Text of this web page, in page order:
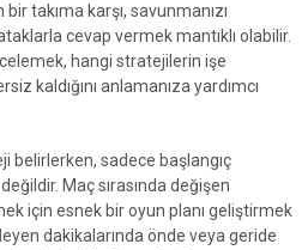
takıma karşı, savunmanızı
cevap vermek mantıklı olabilir.
hangi stratejilerin işe
kaldığını anlamanıza yardımcı
belirlerken, sadece başlangıç
Maç sırasında değişen
için esnek bir oyun planı geliştirmek
dakikalarında önde veya geride